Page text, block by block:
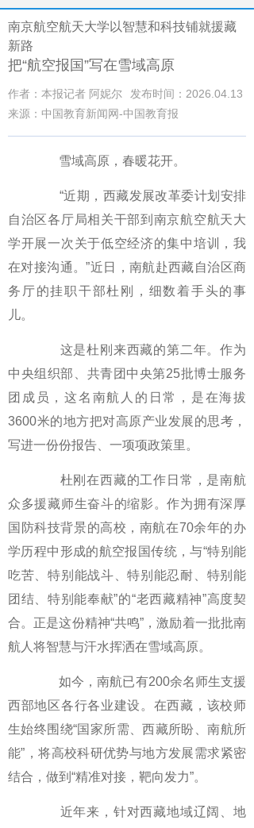
南京航空航天大学以智慧和科技铺就援藏
新路
把“航空报国”写在雪域高原
作者：本报记者 阿妮尔
发布时间：2026.04.13
来源：中国教育新闻网-中国教育报
雪域高原，春暖花开。
“近期，西藏发展改革委计划安排
自治区各厅局相关干部到南京航空航天大
学开展一次关于低空经济的集中培训，我
在对接沟通。”近日，南航赴西藏自治区商
务厅的挂职干部杜刚，细数着手头的事
儿。
这是杜刚来西藏的第二年。作为
中央组织部、共青团中央第25批博士服务
团成员，这名南航人的日常，是在海拔
3600米的地方把对高原产业发展的思考，
写进一份份报告、一项项政策里。
杜刚在西藏的工作日常，是南航
众多援藏师生奋斗的缩影。作为拥有深厚
国防科技背景的高校，南航在70余年的办
学历程中形成的航空报国传统，与“特别能
吃苦、特别能战斗、特别能忍耐、特别能
团结、特别能奉献”的“老西藏精神”高度契
合。正是这份精神“共鸣”，激励着一批批南
航人将智慧与汗水挥洒在雪域高原。
如今，南航已有200余名师生支援
西部地区各行各业建设。在西藏，该校师
生始终围绕“国家所需、西藏所盼、南航所
能”，将高校科研优势与地方发展需求紧密
结合，做到“精准对接，靶向发力”。
近年来，针对西藏地域辽阔、地